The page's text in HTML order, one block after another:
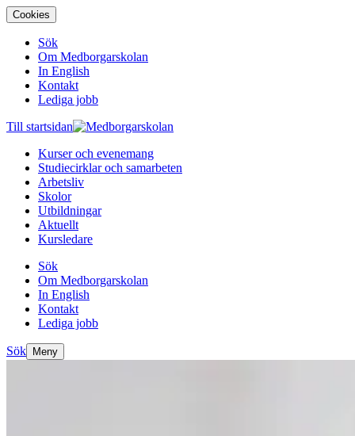
Cookies
Sök
Om Medborgarskolan
In English
Kontakt
Lediga jobb
Till startsidan
Kurser och evenemang
Studiecirklar och samarbeten
Arbetsliv
Skolor
Utbildningar
Aktuellt
Kursledare
Sök
Om Medborgarskolan
In English
Kontakt
Lediga jobb
Sök Meny